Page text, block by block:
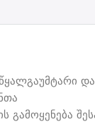
გამოყენება